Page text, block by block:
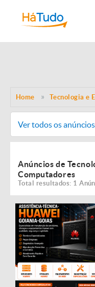
Home Tecnologia e
Ver todos os anúncios
Anúncios de
Computadores
Total resultados: 1